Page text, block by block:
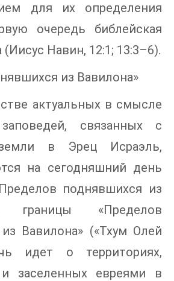
для их определения
очередь библейская
(Иисус Навин, 12:1; 13:3–6).
из Вавилона»
актуальных в смысле
связанных с
в Эрец Исраэль,
на сегодняшний день
поднявшихся из
границы «Пределов
Вавилона» («Тхум Олей
идет о территориях,
и заселенных евреями в